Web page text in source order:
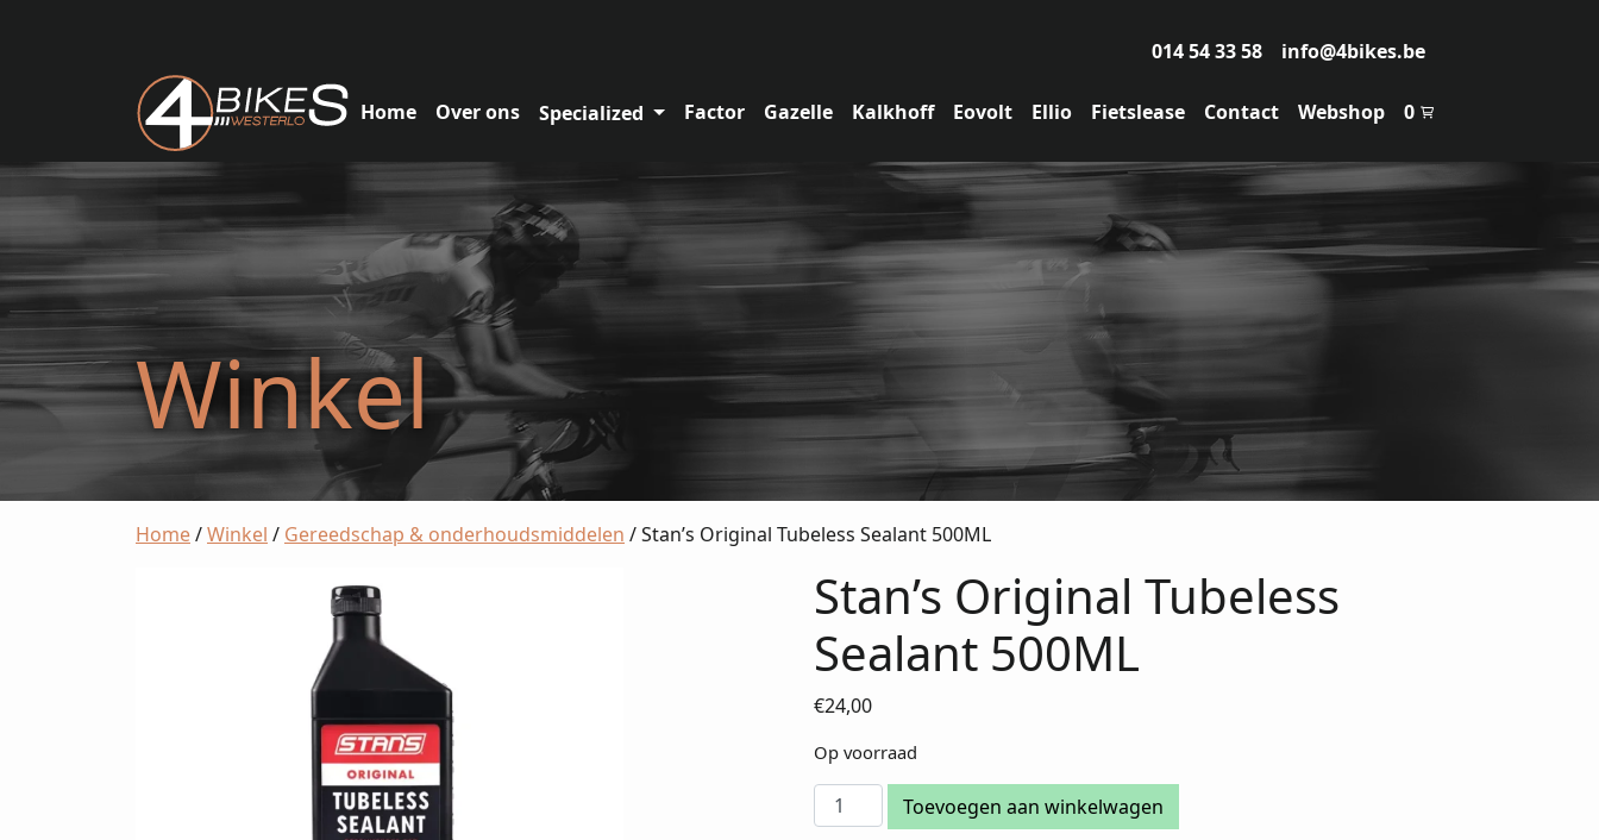
014 54 33 58 info@4bikes.be
Home Over ons Specialized Factor Gazelle Kalkhoff Eovolt Ellio Fietslease Contact Webshop 0
Winkel
Home/Winkel / Gereedschap & onderhoudsmiddelen / Stan’s Original Tubeless Sealant 500ML
Stan’s Original Tubeless
Sealant 500ML
€24,00
Op voorraad
Stan's
Original
Toevoegen aan winkelwagen